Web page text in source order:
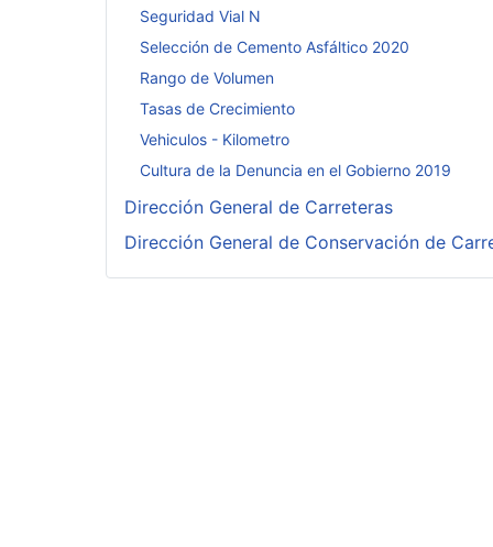
Seguridad Vial N
Selección de Cemento Asfáltico 2020
Rango de Volumen
Tasas de Crecimiento
Vehiculos - Kilometro
Cultura de la Denuncia en el Gobierno 2019
Dirección General de Carreteras
Dirección General de Conservación de